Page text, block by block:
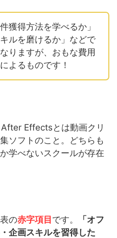
獲得方法を学べるか」
キルを磨けるか」などで
りますが、おもな費用
よるものです！
Effectsとは動画クリ
ソフトのこと。どちらも
学べないスクールが存在
の赤字項目です。
「オフ
企画スキルを習得した